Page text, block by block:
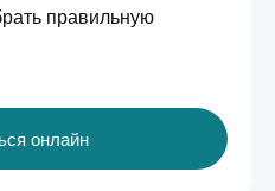
правильную
онлайн